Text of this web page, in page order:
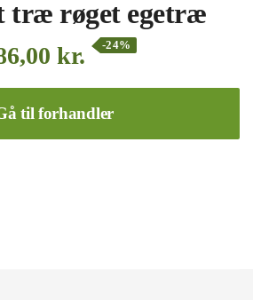
træ røget egetræ
kr. -24%
til forhandler